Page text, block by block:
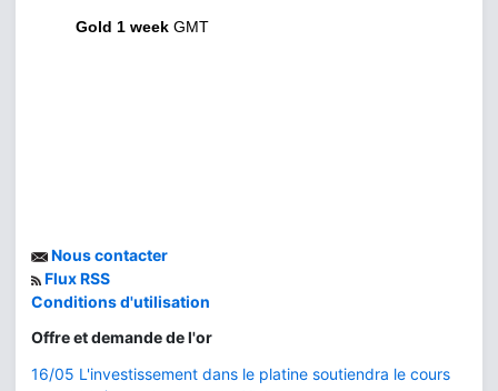
Gold 1 week GMT
Nous contacter
Flux RSS
Conditions d'utilisation
Offre et demande de l'or
16/05 L'investissement dans le platine soutiendra le cours